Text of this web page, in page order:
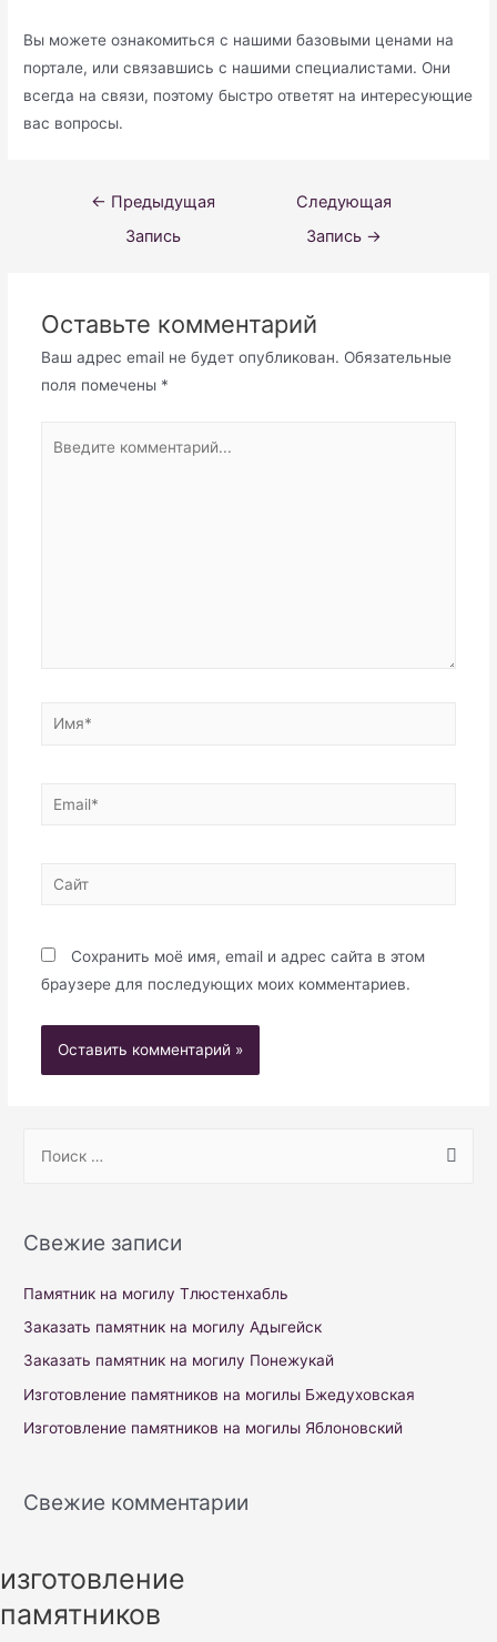
Вы можете ознакомиться с нашими базовыми ценами на
портале, или связавшись с нашими специалистами. Они
всегда на связи, поэтому быстро ответят на интересующие
вас вопросы.
Навигация
← Предыдущая
Запись
Следующая
Запись →
Оставьте комментарий
Ваш адрес email не будет опубликован. Обязательные
поля помечены *
Имя*
Email*
Сайт
Сохранить моё имя, email и адрес сайта в этом
браузере для последующих моих комментариев.
r
h
f
o
Свежие записи
Памятник на могилу Тлюстенхабль
Заказать памятник на могилу Адыгейск
Заказать памятник на могилу Понежукай
Изготовление памятников на могилы Бжедуховская
Изготовление памятников на могилы Яблоновский
Свежие комментарии
изготовление
памятников